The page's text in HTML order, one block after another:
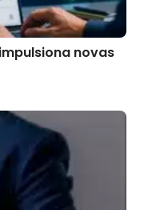
novas